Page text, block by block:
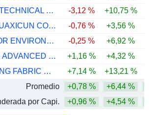
GARWARE TECHNICAL FIBRES LIMITED
-3,12 % +10,75 %
JIANGSU HUAXICUN CO.,LTD.
-0,76 % +3,56 %
ELITE COLOR ENVIRONMENTAL RESOURCES SCIENCE & TECHNOLOGY CO., LTD.
-0,25 % +6,92 %
JUHESHUN ADVANCED MATERIAL CO., LTD.
+1,16 % +4,32 %
ZHONG WANG FABRIC CO.,LTD.
+7,14 % +13,21 %
Promedio
+0,78 % +6,44 %
por Capi.
+0,96 % +4,54 %